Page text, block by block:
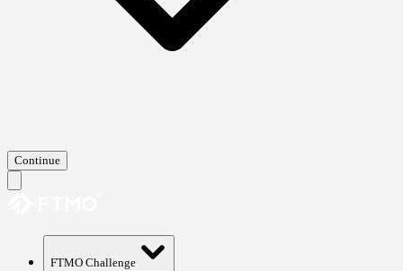
Continue
FTMO Challenge